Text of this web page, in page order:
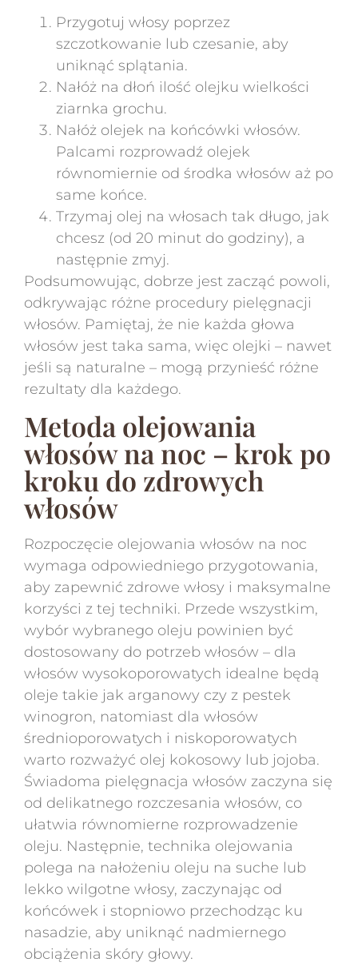
Przygotuj włosy poprzez
szczotkowanie lub czesanie, aby
uniknąć splątania.
Nałóż na dłoń ilość olejku wielkości
ziarnka grochu.
Nałóż olejek na końcówki włosów.
Palcami rozprowadź olejek
równomiernie od środka włosów aż po
same końce.
Trzymaj olej na włosach tak długo, jak
chcesz (od 20 minut do godziny), a
następnie zmyj.
Podsumowując, dobrze jest zacząć powoli,
odkrywając różne procedury pielęgnacji
włosów. Pamiętaj, że nie każda głowa
włosów jest taka sama, więc olejki – nawet
jeśli są naturalne – mogą przynieść różne
rezultaty dla każdego.
Metoda olejowania
włosów na noc – krok po
kroku do zdrowych
włosów
Rozpoczęcie olejowania włosów na noc
wymaga odpowiedniego przygotowania,
aby zapewnić zdrowe włosy i maksymalne
korzyści z tej techniki. Przede wszystkim,
wybór wybranego oleju powinien być
dostosowany do potrzeb włosów – dla
włosów wysokoporowatych idealne będą
oleje takie jak arganowy czy z pestek
winogron, natomiast dla włosów
średnioporowatych i niskoporowatych
warto rozważyć olej kokosowy lub jojoba.
Świadoma pielęgnacja włosów zaczyna się
od delikatnego rozczesania włosów, co
ułatwia równomierne rozprowadzenie
oleju. Następnie, technika olejowania
polega na nałożeniu oleju na suche lub
lekko wilgotne włosy, zaczynając od
końcówek i stopniowo przechodząc ku
nasadzie, aby uniknąć nadmiernego
obciążenia skóry głowy.